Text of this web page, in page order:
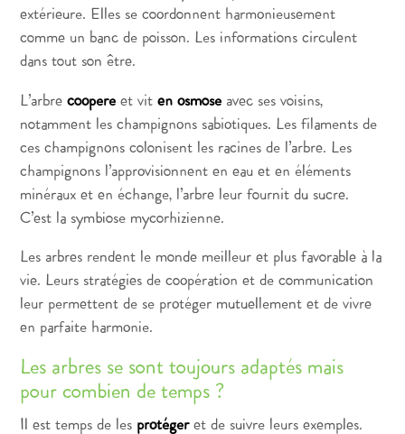
extérieure. Elles se coordonnent harmonieusement
comme un banc de poisson. Les informations circulent
dans tout son être.
L’arbrecoopère et viten osmose avec ses voisins,
notamment les champignons sabiotiques. Les filaments de
ces champignons colonisent les racines de l’arbre. Les
champignons l’approvisionnent en eau et en éléments
minéraux et en échange, l’arbre leur fournit du sucre.
C’est la symbiose mycorhizienne.
Les arbres rendent le monde meilleur et plus favorable à la
vie. Leurs stratégies de coopération et de communication
leur permettent de se protéger mutuellement et de vivre
en parfaite harmonie.
Les arbres se sont toujours adaptés mais
pour combien de temps ?
Il est temps de les protégeret de suivre leurs exemples.